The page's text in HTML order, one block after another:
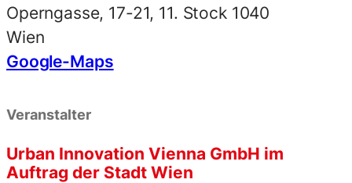
Operngasse, 17-21, 11. Stock 1040
Wien
Google-Maps
Veranstalter
Urban Innovation Vienna GmbH im
Auftrag der Stadt Wien